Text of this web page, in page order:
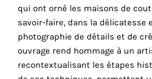
qui ont orné les maisons de
savoir-faire, dans la délicatesse
photographie de détails et de
ouvrage rend hommage à un
recontextualisant les étapes
These
cookies
necessary